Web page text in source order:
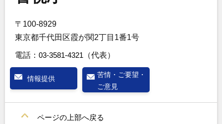
〒100-8929
東京都千代田区霞が関2丁目1番1号
電話： 03-3581-4321 （代表）
情報提供
苦情・ご要望・
ご意見
ページの上部へ戻る